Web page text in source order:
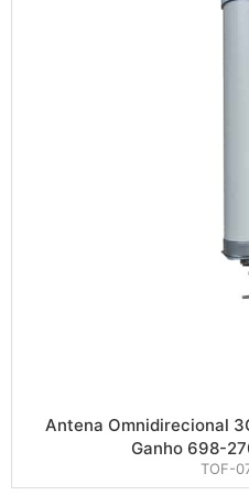
Antena Omnidirecional
Ganho 698-
TOF-